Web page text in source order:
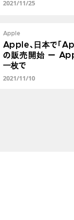
2021/11/25
Apple
Apple、日本で「
の販売開始 ー
一枚で
2021/11/10